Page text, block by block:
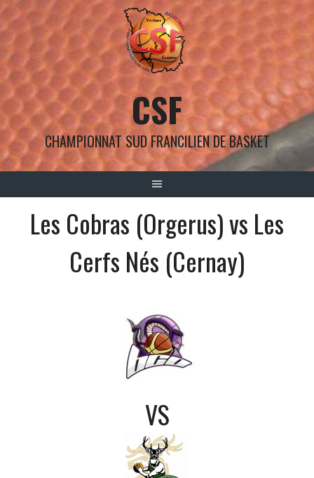
Aller
au
CSF
CHAMPIONNAT SUD FRANCILIEN DE BASKET
Les Cobras (Orgerus) vs Les
Cerfs Nés (Cernay)
VS